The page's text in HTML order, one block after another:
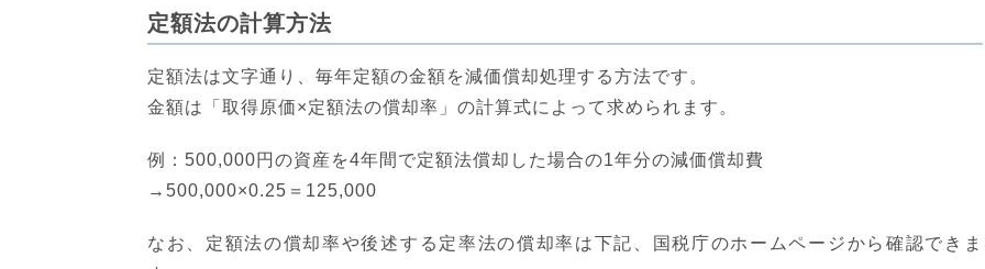
定額法の計算方法
定額法は文字通り、毎年定額の金額を減価償却処理する方法です。
金額は「取得原価×定額法の償却率」の計算式によって求められます。
例：500,000円の資産を4年間で定額法償却した場合の1年分の減価償却費
→500,000×0.25＝125,000
なお、定額法の償却率や後述する定率法の償却率は下記、国税庁のホームページから確認できま